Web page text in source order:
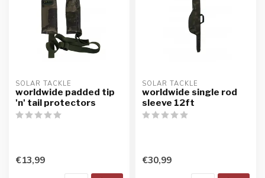
SOLAR TACKLE
worldwide padded tip
'n' tail protectors
€13,99
SOLAR TACKLE
worldwide single rod
sleeve 12ft
€30,99